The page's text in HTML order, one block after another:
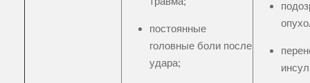
постоянные
головные боли после
удара;